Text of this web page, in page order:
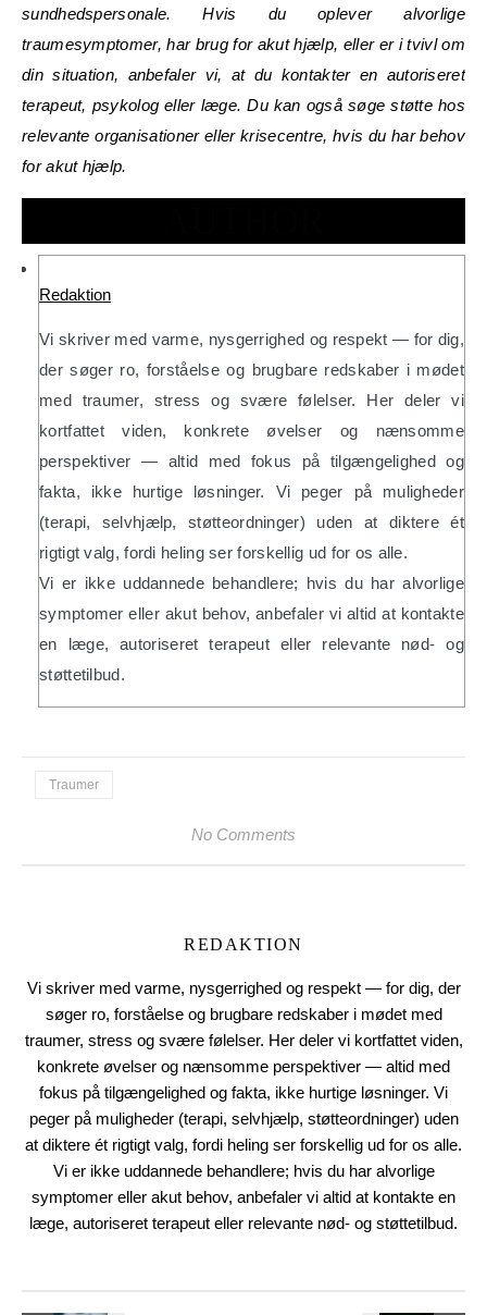
sundhedspersonale. Hvis du oplever alvorlige
traumesymptomer, har brug for akut hjælp, eller er i tvivl om
din situation, anbefaler vi, at du kontakter en autoriseret
terapeut, psykolog eller læge. Du kan også søge støtte hos
relevante organisationer eller krisecentre, hvis du har behov
for akut hjælp.
Redaktion
Vi skriver med varme, nysgerrighed og respekt — for dig,
der søger ro, forståelse og brugbare redskaber i mødet
med traumer, stress og svære følelser. Her deler vi
kortfattet viden, konkrete øvelser og nænsomme
perspektiver — altid med fokus på tilgængelighed og
fakta, ikke hurtige løsninger. Vi peger på muligheder
(terapi, selvhjælp, støtteordninger) uden at diktere ét
rigtigt valg, fordi heling ser forskellig ud for os alle.
Vi er ikke uddannede behandlere; hvis du har alvorlige
symptomer eller akut behov, anbefaler vi altid at kontakte
en læge, autoriseret terapeut eller relevante nød- og
støttetilbud.
Traumer
No Comments
REDAKTION
Vi skriver med varme, nysgerrighed og respekt — for dig, der
søger ro, forståelse og brugbare redskaber i mødet med
traumer, stress og svære følelser. Her deler vi kortfattet viden,
konkrete øvelser og nænsomme perspektiver — altid med
fokus på tilgængelighed og fakta, ikke hurtige løsninger. Vi
peger på muligheder (terapi, selvhjælp, støtteordninger) uden
at diktere ét rigtigt valg, fordi heling ser forskellig ud for os alle.
Vi er ikke uddannede behandlere; hvis du har alvorlige
symptomer eller akut behov, anbefaler vi altid at kontakte en
læge, autoriseret terapeut eller relevante nød- og støttetilbud.